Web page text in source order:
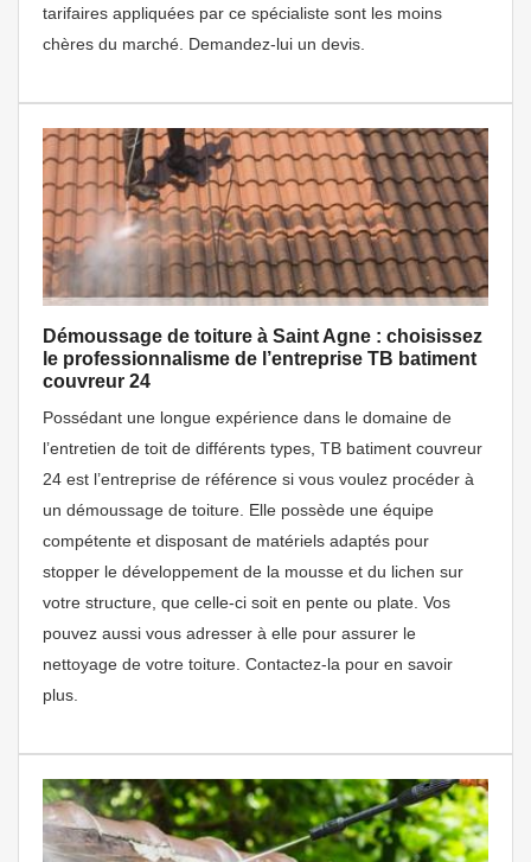
tarifaires appliquées par ce spécialiste sont les moins
chères du marché. Demandez-lui un devis.
Démoussage de toiture à Saint Agne : choisissez
le professionnalisme de l’entreprise TB batiment
couvreur 24
Possédant une longue expérience dans le domaine de
l’entretien de toit de différents types, TB batiment couvreur
24 est l’entreprise de référence si vous voulez procéder à
un démoussage de toiture. Elle possède une équipe
compétente et disposant de matériels adaptés pour
stopper le développement de la mousse et du lichen sur
votre structure, que celle-ci soit en pente ou plate. Vos
pouvez aussi vous adresser à elle pour assurer le
nettoyage de votre toiture. Contactez-la pour en savoir
plus.